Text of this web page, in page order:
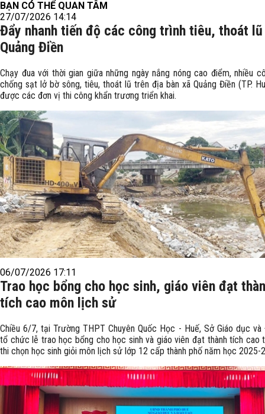
BẠN CÓ THỂ QUAN TÂM
27/07/2026 14:14
Đẩy nhanh tiến độ các công trình tiêu, thoát
Quảng Điền
Chạy đua với thời gian giữa những ngày nắng nóng cao điểm, nhiều
chống sạt lở bờ sông, tiêu, thoát lũ trên địa bàn xã Quảng Điền (TP.
được các đơn vị thi công khẩn trương triển khai.
06/07/2026 17:11
Trao học bổng cho học sinh, giáo viên đạt
tích cao môn lịch sử
Chiều 6/7, tại Trường THPT Chuyên Quốc Học - Huế, Sở Giáo dục
tổ chức lễ trao học bổng cho học sinh và giáo viên đạt thành tích cao
thi chọn học sinh giỏi môn lịch sử lớp 12 cấp thành phố năm học 2025-